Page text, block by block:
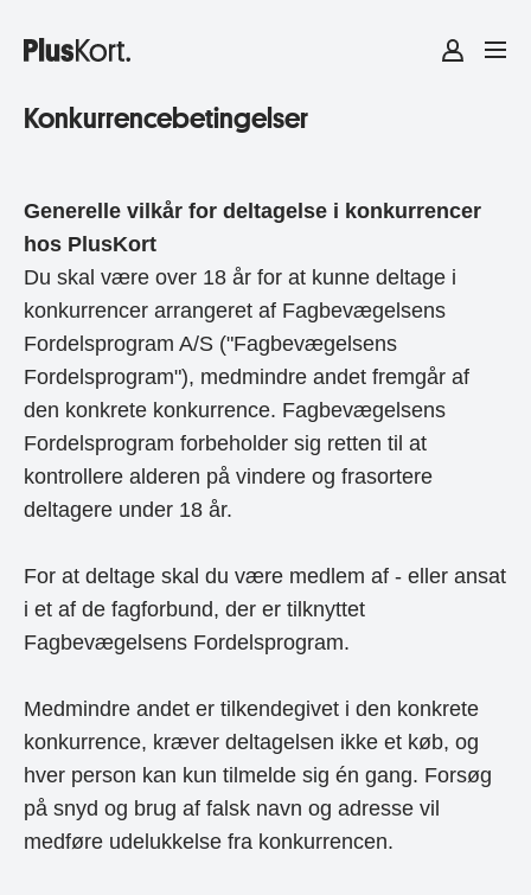
Konkurrencebetingelser
Generelle vilkår for deltagelse i konkurrencer
hos PlusKort
Du skal være over 18 år for at kunne deltage i
konkurrencer arrangeret af Fagbevægelsens
Fordelsprogram A/S ("Fagbevægelsens
Fordelsprogram"), medmindre andet fremgår af
den konkrete konkurrence. Fagbevægelsens
Fordelsprogram forbeholder sig retten til at
kontrollere alderen på vindere og frasortere
deltagere under 18 år.
For at deltage skal du være medlem af - eller ansat
i et af de fagforbund, der er tilknyttet
Fagbevægelsens Fordelsprogram.
Medmindre andet er tilkendegivet i den konkrete
konkurrence, kræver deltagelsen ikke et køb, og
hver person kan kun tilmelde sig én gang. Forsøg
på snyd og brug af falsk navn og adresse vil
medføre udelukkelse fra konkurrencen.